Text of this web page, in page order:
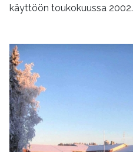
käyttöön toukokuussa 2002.